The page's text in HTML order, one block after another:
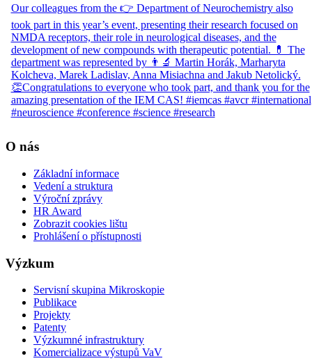
O nás
Základní informace
Vedení a struktura
Výroční zprávy
HR Award
Zobrazit cookies lištu
Prohlášení o přístupnosti
Výzkum
Servisní skupina Mikroskopie
Publikace
Projekty
Patenty
Výzkumné infrastruktury
Komercializace výstupů VaV